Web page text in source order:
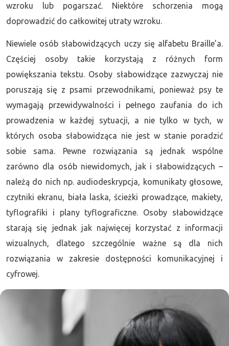
wzroku lub pogarszać. Niektóre schorzenia mogą
doprowadzić do całkowitej utraty wzroku.
Niewiele osób słabowidzących uczy się alfabetu Braille’a.
Częściej osoby takie korzystają z różnych form
powiększania tekstu. Osoby słabowidzące zazwyczaj nie
poruszają się z psami przewodnikami, ponieważ psy te
wymagają przewidywalności i pełnego zaufania do ich
prowadzenia w każdej sytuacji, a nie tylko w tych, w
których osoba słabowidząca nie jest w stanie poradzić
sobie sama. Pewne rozwiązania są jednak wspólne
zarówno dla osób niewidomych, jak i słabowidzących –
należą do nich np. audiodeskrypcja, komunikaty głosowe,
czytniki ekranu, biała laska, ścieżki prowadzące, makiety,
tyflografiki i plany tyflograficzne. Osoby słabowidzące
starają się jednak jak najwięcej korzystać z informacji
wizualnych, dlatego szczególnie ważne są dla nich
rozwiązania w zakresie dostępności komunikacyjnej i
cyfrowej.